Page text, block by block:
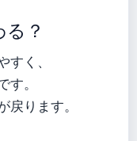
？
く、
。
ります。